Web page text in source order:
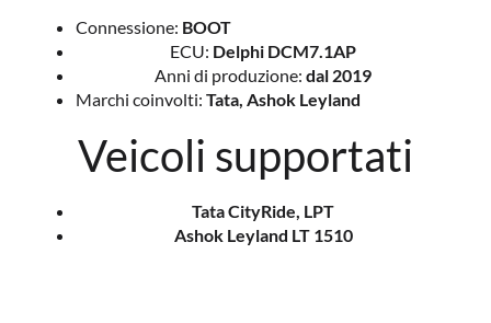
Connessione: BOOT
ECU: Delphi DCM7.1AP
Anni di produzione: dal 2019
Marchi coinvolti: Tata, Ashok Leyland
Veicoli supportati
Tata CityRide, LPT
Ashok Leyland LT 1510